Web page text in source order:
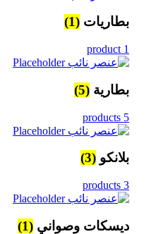
بطاريات (1)
1 product
بطارية (5)
5 products
بلانكو (3)
3 products
ديسكات وصواني (1)